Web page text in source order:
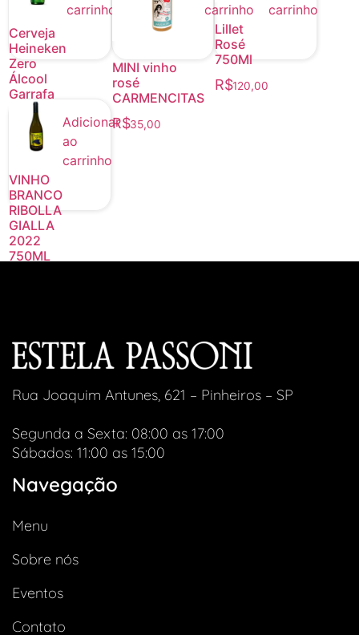
Cerveja
Heineken
Zero
Álcool
Garrafa
330ml
13,00
carrinho
MINI vinho
rosé
CARMENCITAS
R$35,00
carrinho
Lillet
Rosé
750Ml
R$120,00
carrinho
VINHO
BRANCO
RIBOLLA
GIALLA
2022
750ML
Adicionar
ao
carrinho
Rua Joaquim Antunes, 621 – Pinheiros – SP
Segunda a Sexta: 08:00 as 17:00
Sábados: 11:00 as 15:00
Navegação
Menu
Sobre nós
Eventos
Contato